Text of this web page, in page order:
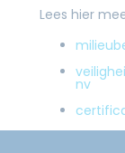
Lees hier
nv